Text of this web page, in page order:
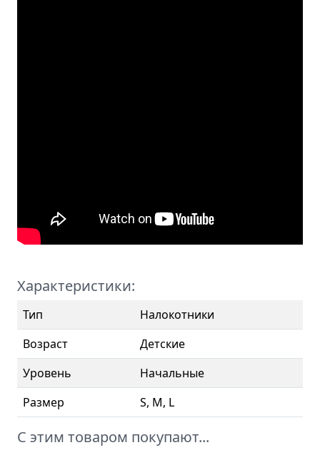
Характеристики:
Тип
Налокотники
Возраст
Детские
Уровень
Начальные
Размер
S, M, L
С этим товаром покупают...